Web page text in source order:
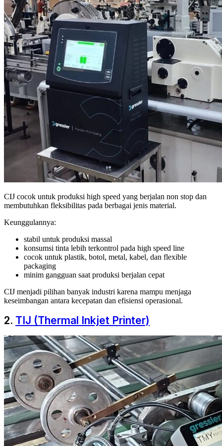
CIJ cocok untuk produksi high speed yang berjalan non stop dan
membutuhkan fleksibilitas pada berbagai jenis material.
Keunggulannya:
stabil untuk produksi massal
konsumsi tinta lebih terkontrol pada high speed line
cocok untuk plastik, botol, metal, kabel, dan flexible
packaging
minim gangguan saat produksi berjalan cepat
CIJ menjadi pilihan banyak industri karena mampu menjaga
keseimbangan antara kecepatan dan efisiensi operasional.
2. TIJ (Thermal Inkjet Printer)